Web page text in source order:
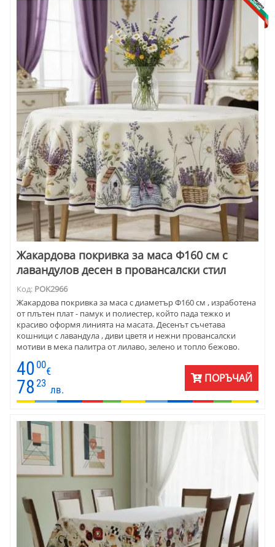
Жакардова покривка за маса Ф160 см с
лавандулов десен в провансалски стил
Код: POK2966
Жакардова покривка за маса с диаметър Ф160 см , изработена
от плътен плат - памук и полиестер, който пада тежко и
красиво оформя линията на масата. Десенът съчетава
кошници с лавандула , диви цветя и нежни провансалски
мотиви в мека палитра от лилаво, зелено и топло бежово.
специални поводи. Поддържа се лесно, не губи форма и
запазва цветовете си във времето. Прекрасен избор за хора,
които търсят характер, стил и усещане за спокойствие в
интериора си .
40 00
€
78 23
лв.
ПОРЪЧАЙ